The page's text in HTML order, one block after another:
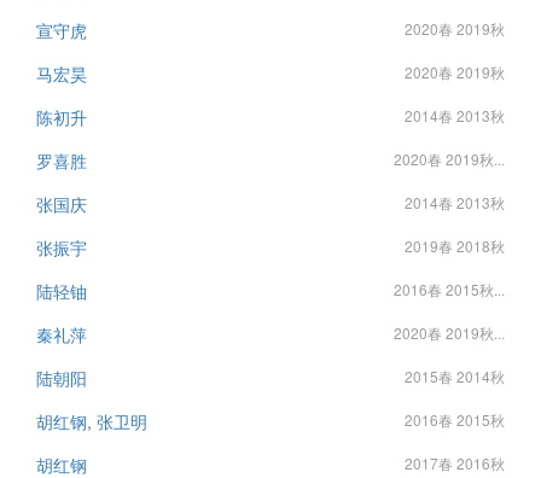
宣守虎 2020春 2019秋
马宏昊 2020春 2019秋
陈初升 2014春 2013秋
罗喜胜 2020春 2019秋...
张国庆 2014春 2013秋
张振宇 2019春 2018秋
陆轻铀 2016春 2015秋...
秦礼萍 2020春 2019秋...
陆朝阳 2015春 2014秋
胡红钢, 张卫明 2016春 2015秋
胡红钢 2017春 2016秋